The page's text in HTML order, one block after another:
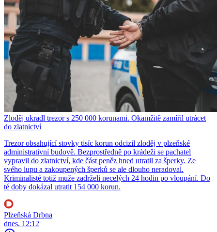
Zloděj ukradl trezor s 250 000 korunami. Okamžitě zamířil utrácet
do zlatnictví
Trezor obsahující stovky tisíc korun odcizil zloděj v plzeňské
administrativní budově. Bezprostředně po krádeži se pachatel
vypravil do zlatnictví, kde část peněz hned utratil za šperky. Ze
svého lupu a zakoupených šperků se ale dlouho neradoval.
Kriminalisté totiž muže zadrželi necelých 24 hodin po vloupání. Do
té doby dokázal utratit 154 000 korun.
Plzeňská Drbna
dnes, 12:12